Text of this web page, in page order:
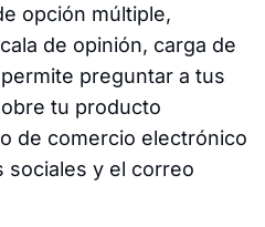
opción múltiple,
de opinión, carga de
preguntar a tus
tu producto
de comercio electrónico
sociales y el correo